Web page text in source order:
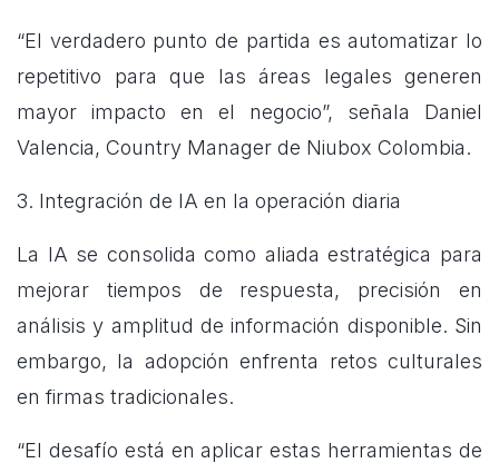
“El verdadero punto de partida es automatizar lo
repetitivo para que las áreas legales generen
mayor impacto en el negocio”, señala Daniel
Valencia, Country Manager de Niubox Colombia.
3. Integración de IA en la operación diaria
La IA se consolida como aliada estratégica para
mejorar tiempos de respuesta, precisión en
análisis y amplitud de información disponible. Sin
embargo, la adopción enfrenta retos culturales
en firmas tradicionales.
“El desafío está en aplicar estas herramientas de